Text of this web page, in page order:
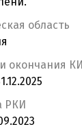
область
окончания КИ
РКИ